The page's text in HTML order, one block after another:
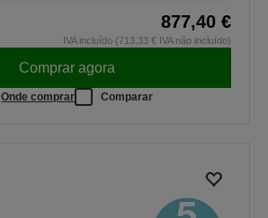
877,40 €
IVA incluído (713,33 € IVA não incluído)
Comprar agora
Onde comprar Comparar